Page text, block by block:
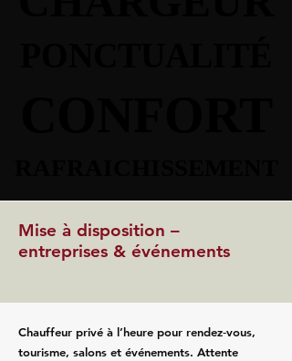
Mise à disposition –
entreprises & événements
Chauffeur privé à l’heure pour rendez‑vous,
tourisme, salons et événements. Attente